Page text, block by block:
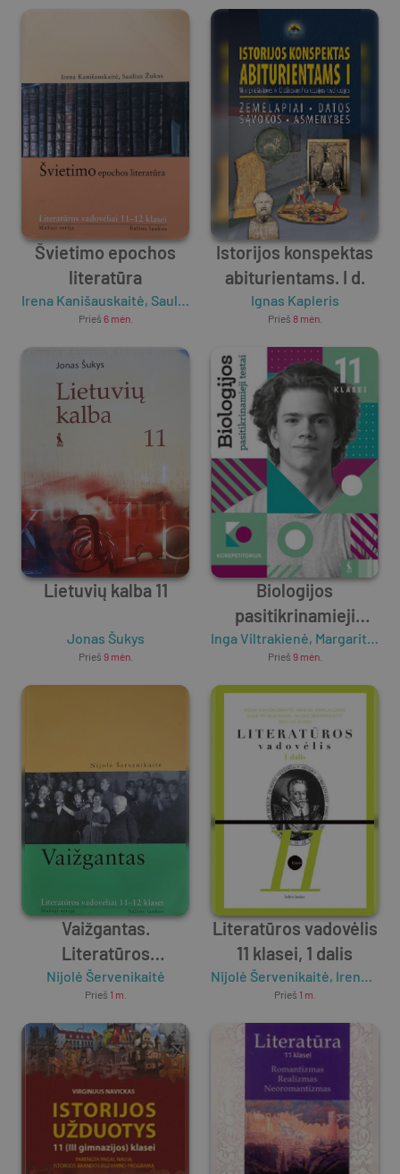
Švietimo epochos
literatūra
Irena Kanišauskaitė, Saulius Žukas
Prieš 6 mėn.
Istorijos konspektas
abiturientams. I d.
Ignas Kapleris
Prieš 8 mėn.
Lietuvių kalba 11
Jonas Šukys
Prieš 9 mėn.
Biologijos
pasitikrinamieji
testai 11 klasei (s.
KOREPETITORIUS)
Inga Viltrakienė, Margarita Purlienė
Prieš 9 mėn.
Vaižgantas.
Literatūros
vadovėliai 11–12 klasei
Nijolė Šervenikaitė
Prieš 1 m.
Literatūros vadovėlis
11 klasei, 1 dalis
Nijolė Šervenikaitė, Irena Kanišauskaitė
Prieš 1 m.